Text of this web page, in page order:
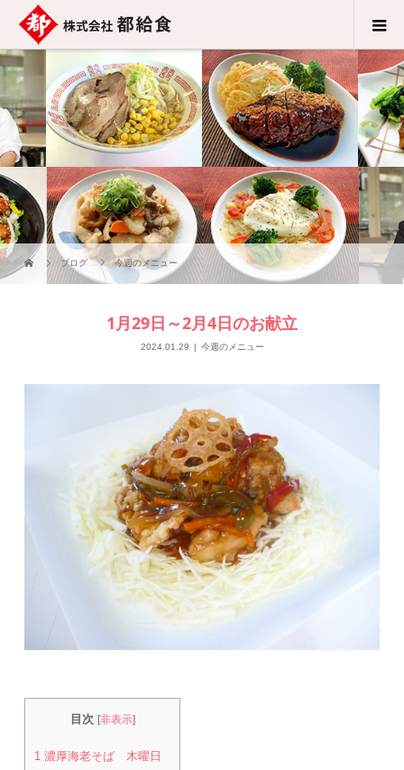
ブログ 今週のメニュー
1月29日～2月4日のお献立
2024.01.29 今週のメニュー
目次 [非表示]
1 濃厚海老そば 木曜日